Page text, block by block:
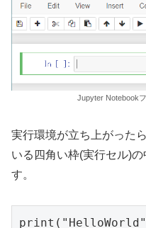
Jupyter Notebook
実行環境が立ち上がった
いる四角い枠(実行セル)
す。